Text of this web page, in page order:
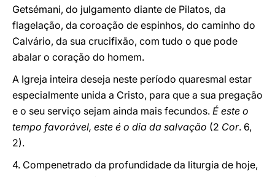
Getsémani, do julgamento diante de Pilatos, da
flagelação, da coroação de espinhos, do caminho do
Calvário, da sua crucifixão, com tudo o que pode
abalar o coração do homem.
A Igreja inteira deseja neste período quaresmal estar
especialmente unida a Cristo, para que a sua pregação
e o seu serviço sejam ainda mais fecundos. É este o
tempo favorável, este é o dia da salvação (2 Cor. 6,
2).
4. Compenetrado da profundidade da liturgia de hoje,